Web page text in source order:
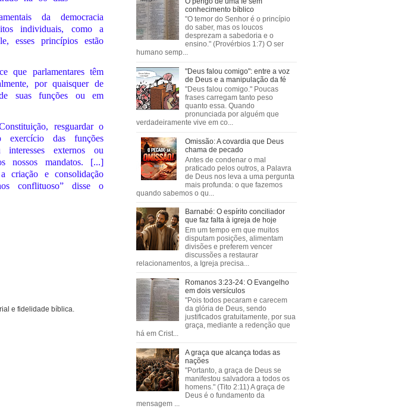
da democracia
individuais, como a
esses princípios estão
que parlamentares têm
por quaisquer de
suas funções ou em
resguardar o
das funções
externos ou
nossos mandatos. [...]
criação e consolidação
conflituoso” disse o
e fidelidade bíblica.
conhecimento bíblico
"O temor do Senhor é o princípio
do saber, mas os loucos
desprezam a sabedoria e o
ensino." (Provérbios 1:7) O ser
humano semp...
"Deus falou comigo": entre a voz
de Deus e a manipulação da fé
"Deus falou comigo." Poucas
frases carregam tanto peso
quanto essa. Quando
pronunciada por alguém que
verdadeiramente vive em co...
Omissão: A covardia que Deus
chama de pecado
Antes de condenar o mal
praticado pelos outros, a Palavra
de Deus nos leva a uma pergunta
mais profunda: o que fazemos
quando sabemos o qu...
Barnabé: O espírito conciliador
que faz falta à igreja de hoje
Em um tempo em que muitos
disputam posições, alimentam
divisões e preferem vencer
discussões a restaurar
relacionamentos, a Igreja precisa...
Romanos 3:23-24: O Evangelho
em dois versículos
"Pois todos pecaram e carecem
da glória de Deus, sendo
justificados gratuitamente, por sua
graça, mediante a redenção que
há em Crist...
A graça que alcança todas as
nações
"Portanto, a graça de Deus se
manifestou salvadora a todos os
homens." (Tito 2:11) A graça de
Deus é o fundamento da
mensagem ...